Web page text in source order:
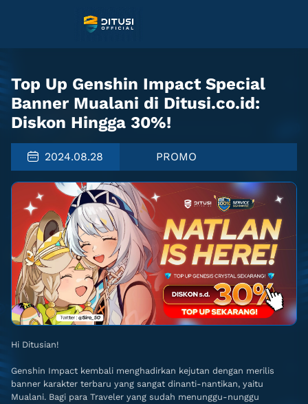
Top Up Genshin Impact Special
Banner Mualani di Ditusi.co.id:
Diskon Hingga 30%!
2024.08.28 PROMO
Hi Ditusian!
Genshin Impact kembali menghadirkan kejutan dengan merilis
banner karakter terbaru yang sangat dinanti-nantikan, yaitu
Mualani. Bagi para Traveler yang sudah menunggu-nunggu